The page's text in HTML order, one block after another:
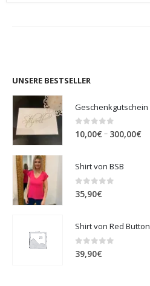
UNSERE BESTSELLER
Geschenkgutschein
0out of 5
10,00€ – 300,00€
Shirt von BSB
0out of 5
35,90€
Shirt von Red Button
0 out of 5
39,90€